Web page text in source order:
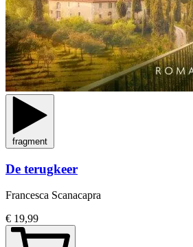
fragment
De terugkeer
Francesca Scanacapra
€ 19,99